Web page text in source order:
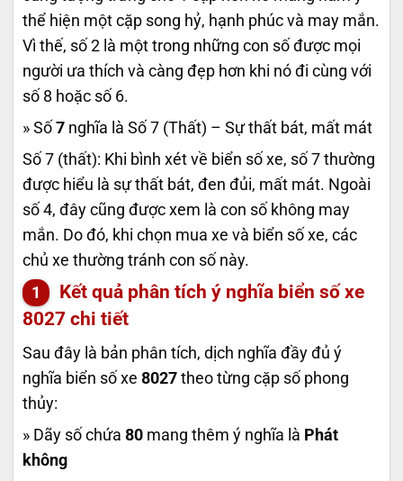
thể hiện một cặp song hỷ, hạnh phúc và may mắn.
Vì thế, số 2 là một trong những con số được mọi
người ưa thích và càng đẹp hơn khi nó đi cùng với
số 8 hoặc số 6.
» Số 7 nghĩa là Số 7 (Thất) – Sự thất bát, mất mát
Số 7 (thất): Khi bình xét về biển số xe, số 7 thường
được hiểu là sự thất bát, đen đủi, mất mát. Ngoài
số 4, đây cũng được xem là con số không may
mắn. Do đó, khi chọn mua xe và biển số xe, các
chủ xe thường tránh con số này.
Kết quả phân tích ý nghĩa biển số xe
8027 chi tiết
Sau đây là bản phân tích, dịch nghĩa đầy đủ ý
nghĩa biển số xe 8027 theo từng cặp số phong
thủy:
» Dãy số chứa 80 mang thêm ý nghĩa là Phát
không